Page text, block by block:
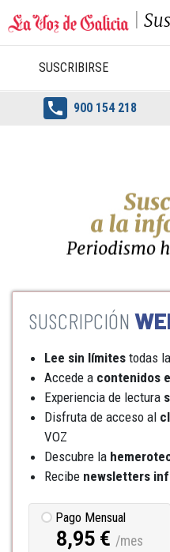
SUSCRIBIRSE
 900 154 218
Lee sin límites todas
Accede a contenidos
Experiencia de lectura
Disfruta de acceso al
VOZ
Descubre la
Recibe newsletters
Pago Mensual
8,95 € /mes